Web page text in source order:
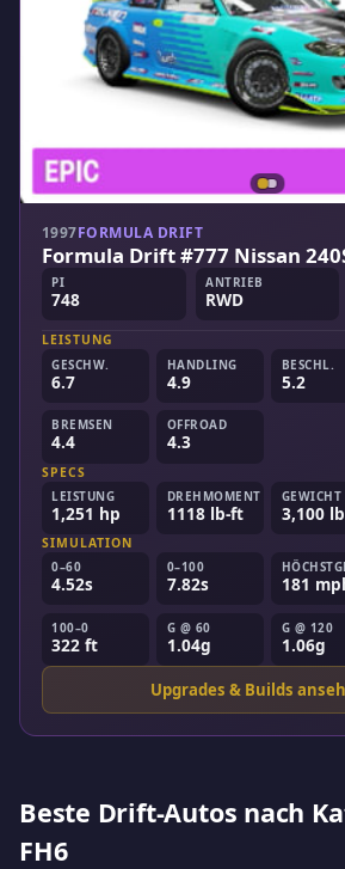
1997FORMULA DRIFT
Formula Drift #777 Nissan
PI
748
ANTRIEB
RWD
LEISTUNG
GESCHW.
6.7
HANDLING
4.9
BESCHL.
5.2
BREMSEN
4.4
OFFROAD
4.3
SPECS
LEISTUNG
1,251 hp
DREHMOMENT
1118 lb-ft
GEWICHT
3,100 lb
SIMULATION
0–60
4.52s
0–100
7.82s 181
100–0
322 ft
G @ 60
1.04g
G @ 120
1.06g
Upgrades & Builds
Beste Drift-Autos nach
FH6